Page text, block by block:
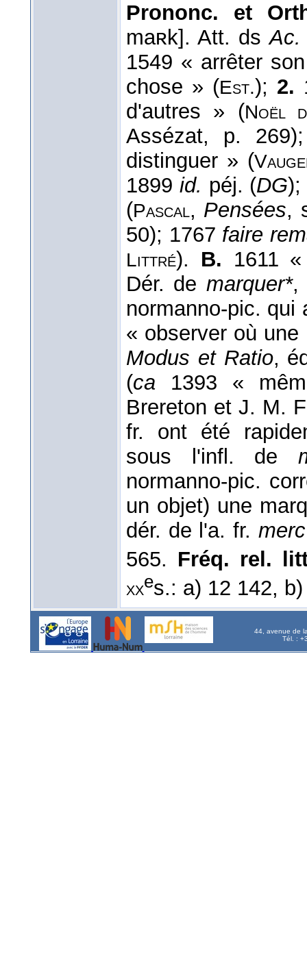
Prononc. et
maʀk]. Att. dsAc.
1549 « arrêter
chose » (Est.); 2.
d'autres » (Noël
Assézat, p.
distinguer » (
1899 id. péj. (DG
(Pascal, Pensées,
50); 1767 faire
Littré). B. 1611
Dér. de marquer*,
normanno-pic.
« observer où
Modus et Ratio,
(ca 1393 «
Brereton et J. M.
fr. ont été
sous l'infl. de
normanno-pic.
un objet) une
dér. de l'a. fr. merc
565. Fréq. rel.
xxes.: a) 12 142,
44, avenue de
Tél. :